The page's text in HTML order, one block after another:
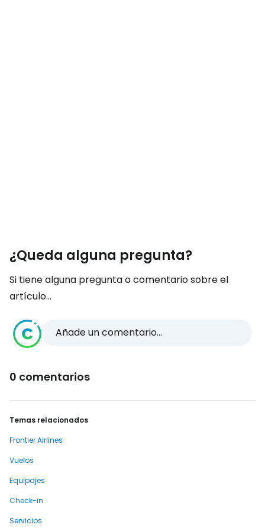
¿Queda alguna pregunta?
Si tiene alguna pregunta o comentario sobre el
artículo...
Añade un comentario...
0 comentarios
Temas relacionados
Frontier Airlines
Vuelos
Equipajes
Check-in
Servicios